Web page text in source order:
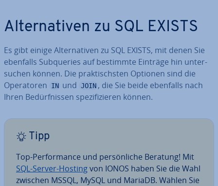
Al­ter­na­ti­ven zu SQL EXISTS
Es gibt einige Al­ter­na­ti­ven zu SQL EXISTS, mit denen Sie
ebenfalls Sub­queries auf bestimmte Einträge hin un­ter­
su­chen können. Die prak­tischs­ten Optionen sind die
Ope­ra­to­ren
IN und JOIN , die Sie beide ebenfalls nach
Ihren Be­dürf­nis­sen spe­zi­fi­zie­ren können.
Tipp
Top-Per­for­mance und per­sön­li­che Beratung! Mit
SQL-Server-Hostingvon IONOS haben Sie die Wahl
zwischen MSSQL, MySQL und MariaDB. Wählen Sie